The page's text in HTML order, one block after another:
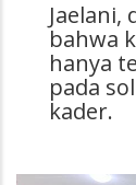
Jaelani,
bahwa
hanya
pada
kader.